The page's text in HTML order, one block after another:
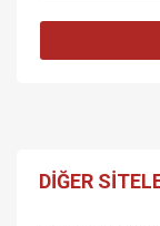
DİĞER